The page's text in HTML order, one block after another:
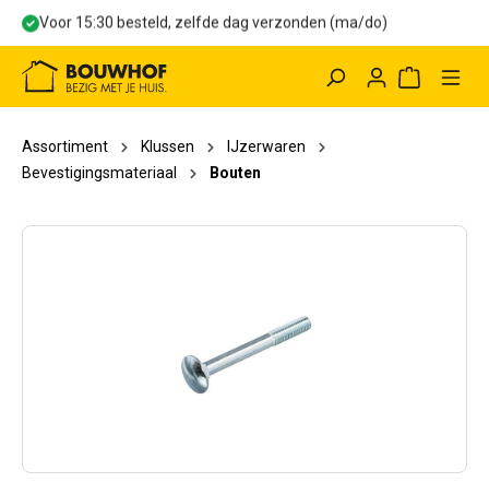
Voor 15:30 besteld, zelfde dag verzonden (ma/do)
Assortiment Klussen
IJzerwaren
Bevestigingsmateriaal
Bouten